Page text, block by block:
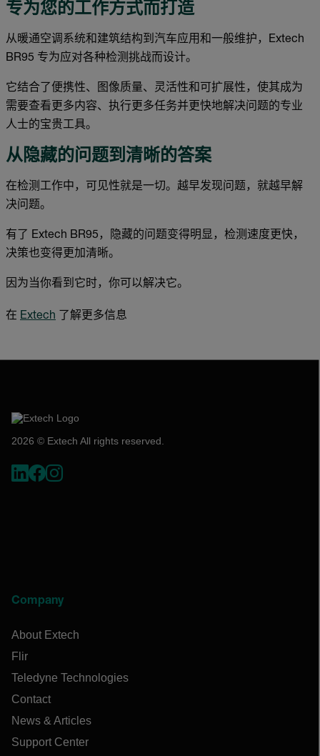
专为您的工作方式而打造
从暖通空调系统和建筑结构到汽车应用和一般维护，Extech
BR95 专为应对各种检测挑战而设计。
它结合了便携性、图像质量、灵活性和可扩展性，使其成为
需要查看更多内容、执行更多任务并更快地解决问题的专业
人士的宝贵工具。
从隐藏的问题到清晰的答案
在检测工作中，可见性就是一切。越早发现问题，就越早解
决问题。
有了 Extech BR95，隐藏的问题变得明显，检测速度更快，
决策也变得更加清晰。
因为当你看到它时，你可以解决它。
在 Extech 了解更多信息
2026 © Extech All rights reserved.
Company
About Extech
Flir
Teledyne Technologies
Contact
News & Articles
Support Center